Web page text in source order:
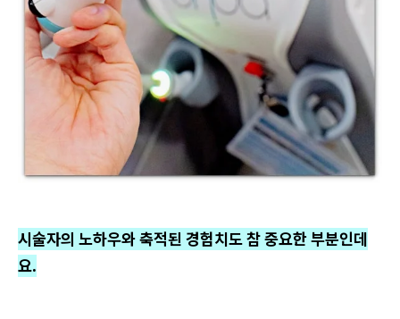
시술자의 노하우와 축적된 경험치도 참 중요한 부분인데
요.